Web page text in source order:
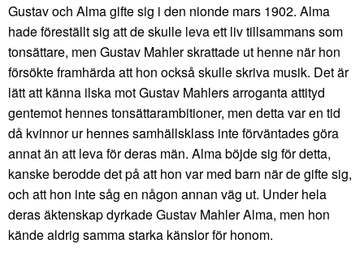
Gustav och Alma gifte sig i den nionde mars 1902. Alma
hade föreställt sig att de skulle leva ett liv tillsammans som
tonsättare, men Gustav Mahler skrattade ut henne när hon
försökte framhärda att hon också skulle skriva musik. Det är
lätt att känna ilska mot Gustav Mahlers arroganta attityd
gentemot hennes tonsättarambitioner, men detta var en tid
då kvinnor ur hennes samhällsklass inte förväntades göra
annat än att leva för deras män. Alma böjde sig för detta,
kanske berodde det på att hon var med barn när de gifte sig,
och att hon inte såg en någon annan väg ut. Under hela
deras äktenskap dyrkade Gustav Mahler Alma, men hon
kände aldrig samma starka känslor för honom.